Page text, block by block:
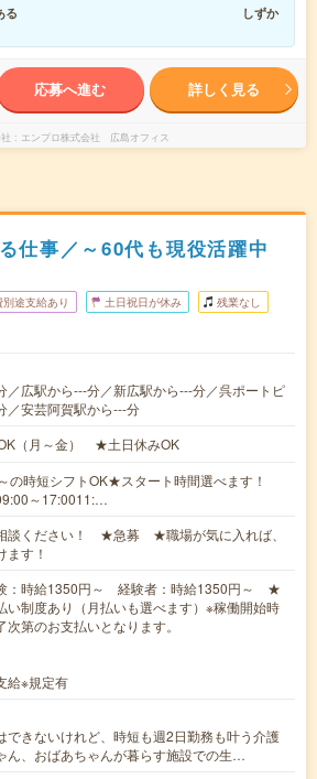
る
しずか
応募へ進む 詳しく見る
エンプロ株式会社 広島オフィス
仕事／～60代も現役活躍中
別途支給あり 土日祝日が休み 残業なし
／広駅から---分／新広駅から---分／呉ポートピ
／安芸阿賀駅から---分
（月～金） ★土日休みOK
の時短シフトOK★スタート時間選べます！
～17:0011:…
談ください！ ★急募 ★職場が気に入れば、
ます！
：時給1350円～ 経験者：時給1350円～ ★
い制度あり（月払いも選べます）※稼働開始時
次第のお支払いとなります。
給※規定有
できないけれど、時短も週2日勤務も叶う介護
ん、おばあちゃんが暮らす施設での生…